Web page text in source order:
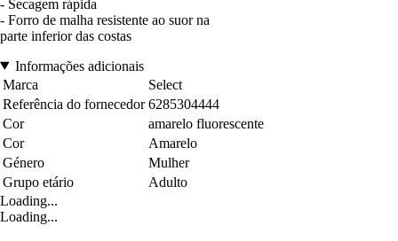
- Secagem rápida
- Forro de malha resistente ao suor na
parte inferior das costas
Informações adicionais
Marca
Select
Referência do fornecedor 6285304444
Cor
amarelo fluorescente
Cor
Amarelo
Género
Mulher
Grupo etário
Adulto
Loading...
Loading...